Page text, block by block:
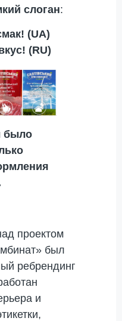
слоган:
(UA)
(RU)
было
проектом
был
ребрендинг
и